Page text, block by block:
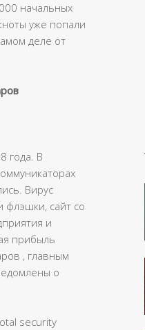
начальных
уже попали
деле от
года. В
Вирус
флэшки, сайт со
и
прибыль
, главным
о
security